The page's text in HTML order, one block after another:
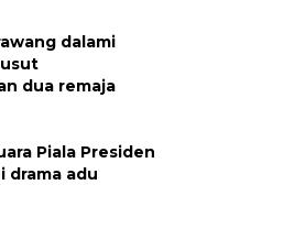
dalami
dua remaja
Piala Presiden
drama adu